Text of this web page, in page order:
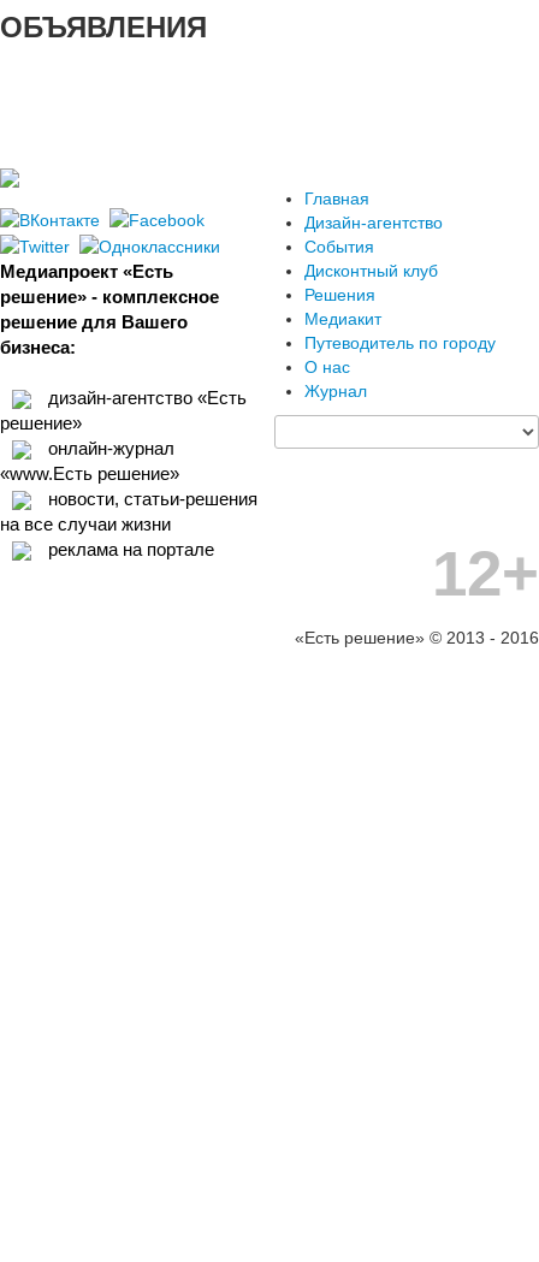
ОБЪЯВЛЕНИЯ
Медиапроект «Есть
решение» - комплексное
решение для Вашего
бизнеса:
дизайн-агентство «Есть
решение»
онлайн-журнал
«www.Есть решение»
новости, статьи-решения
на все случаи жизни
реклама на портале
Главная
Дизайн-агентство
События
Дисконтный клуб
Решения
Медиакит
Путеводитель по городу
О нас
Журнал
12+
«Есть решение» © 2013 - 2016